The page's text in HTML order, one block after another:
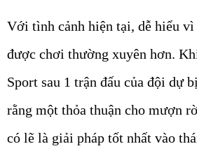
Với tình cảnh hiện tại, dễ hiểu vì
được chơi thường xuyên hơn.
Sport sau 1 trận đấu của đội dự
rằng một thỏa thuận cho mượn
có lẽ là giải pháp tốt nhất vào